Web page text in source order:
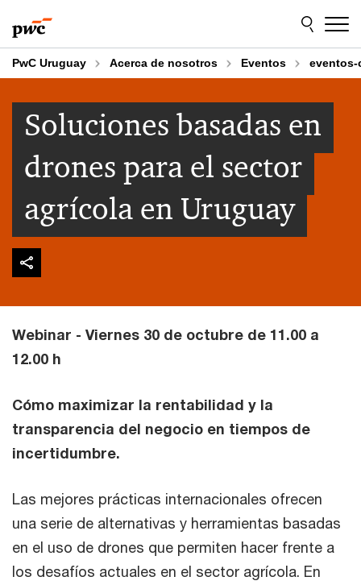
to
content
to
footer
PwC Uruguay Acerca de nosotros Eventos
Soluciones basadas en
drones para el sector
agrícola en Uruguay
Webinar - Viernes 30 de octubre de 11.00 a
12.00 h
Cómo maximizar la rentabilidad y la
transparencia del negocio en tiempos de
incertidumbre.
Las mejores prácticas internacionales ofrecen
una serie de alternativas y herramientas basadas
en el uso de drones que permiten hacer frente a
los desafíos actuales en el sector agrícola. En